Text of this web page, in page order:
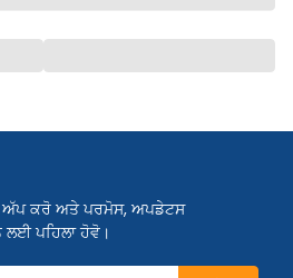
ਅੱਪ ਕਰੋ ਅਤੇ ਪਰਮੋਸ, ਅਪਡੇਟਸ
ਲਈ ਪਹਿਲਾ ਹੋਵੋ।